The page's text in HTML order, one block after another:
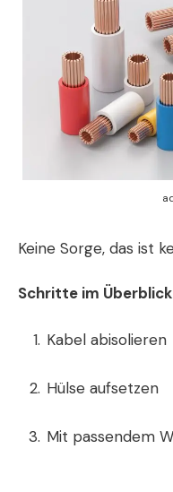
Keine Sorge, das ist
Schritte im
Kabel abisolieren
Hülse aufsetzen
Mit passendem